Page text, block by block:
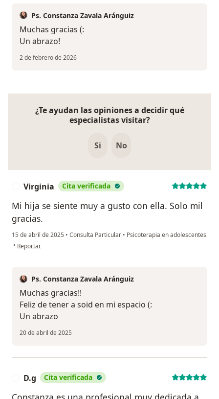
Ps. Constanza Zavala Aránguiz
Muchas gracias (:
Un abrazo!
2 de febrero de 2026
¿Te ayudan las opiniones a decidir qué
especialistas visitar?
Si No
Virginia Cita verificada
Mi hija se siente muy a gusto con ella. Solo mil
gracias.
15 de abril de 2025 • Consulta Particular • Psicoterapia en adolescentes
• en opinión del usuario Virginia
Reportar
Ps. Constanza Zavala Aránguiz
Muchas gracias!!
Feliz de tener a soid en mi espacio (:
Un abrazo
20 de abril de 2025
D.g Cita verificada